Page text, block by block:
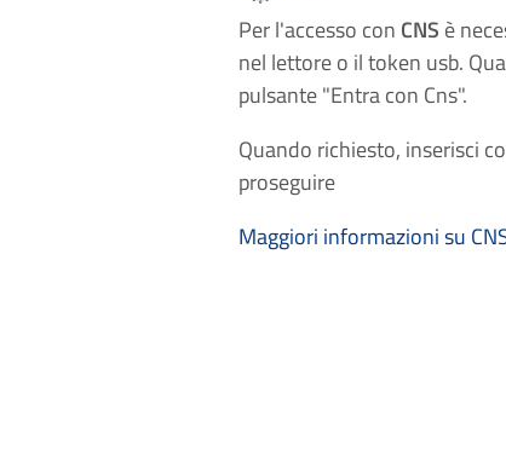
Per l'accesso con CNS è
nel lettore o il token usb.
pulsante "Entra con Cns".
Quando richiesto, inserisci
proseguire
Maggiori informazioni su